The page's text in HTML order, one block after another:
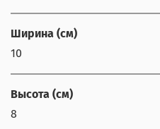
Ширина (см)
10
Высота (см)
8